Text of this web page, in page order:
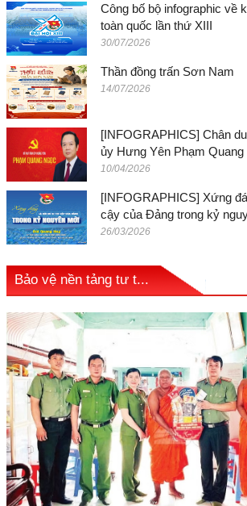
Công bố bộ infographic về
toàn quốc lần thứ XIII
30/07/2026
Thần đồng trấn Sơn Nam
14/07/2026
[INFOGRAPHICS] Chân
ủy Hưng Yên Phạm Quang
10/04/2026
[INFOGRAPHICS] Xứng
cậy của Đảng trong kỷ
26/03/2026
Bảo vệ nền tảng tư t...